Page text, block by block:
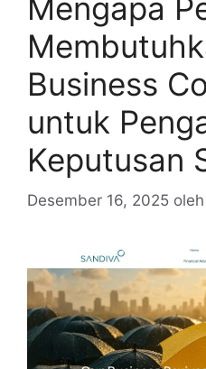
Mengapa
Business
untuk
Keputusan
Desember 16, 2025 oleh